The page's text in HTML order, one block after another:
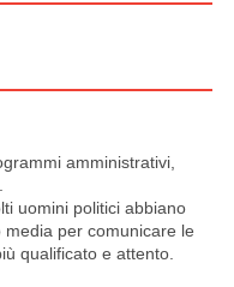
amministrativi,
uomini politici abbiano
per comunicare le
qualificato e attento.